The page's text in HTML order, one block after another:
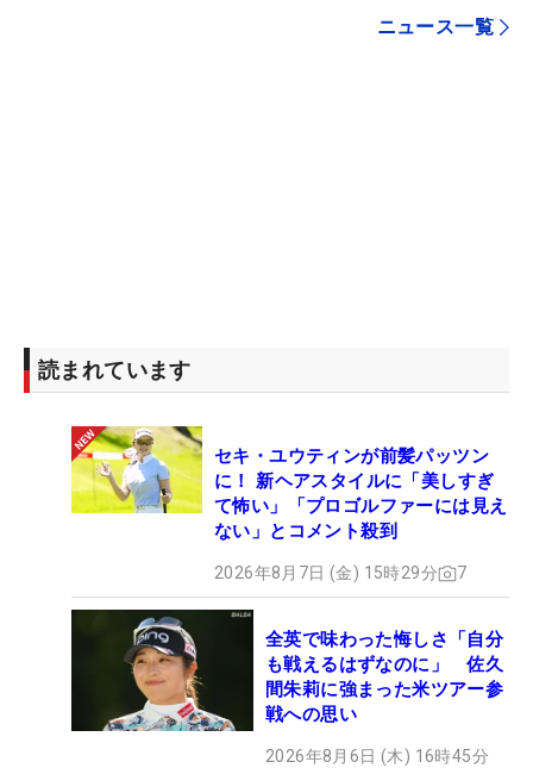
ニュース一覧
読まれています
セキ・ユウティンが前髪パッツン
に！ 新ヘアスタイルに「美しすぎ
て怖い」「プロゴルファーには見え
ない」とコメント殺到
2026年8月7日 (金) 15時29分 7
全英で味わった悔しさ「自分
も戦えるはずなのに」 佐久
間朱莉に強まった米ツアー参
戦への思い
2026年8月6日 (木) 16時45分